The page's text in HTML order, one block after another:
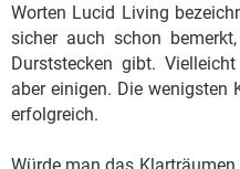
Worten Lucid Living
sicher auch schon
Durststecken gibt.
aber einigen. Die wenigsten
erfolgreich.